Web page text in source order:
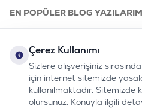
EN POPÜLER BLOG
KURUMSAL
bizi takip edin:
0232
Çerez Kullanımı
Sizlere alışverişiniz
için internet sitemizde
kullanılmaktadır. Sitemizde
olursunuz. Konuyla ilgili